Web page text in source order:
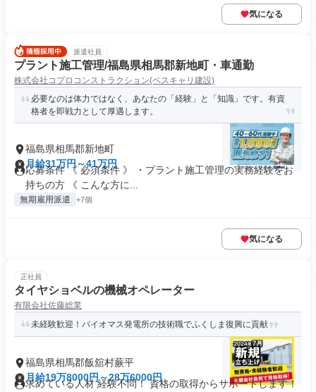
気になる
派遣社員
プラント施工管理/福島県相馬郡新地町・車通勤
株式会社コプロコンストラクション(ベスキャリ建設)
必要なのは体力ではなく、あなたの「経験」と「知識」です。有資
格者を即戦力として厚遇します。
福島県相馬郡新地町
月給31万円～41万円
応募条件 《 必須条件 》 ・プラント施工管理の実務経験をお
持ちの方 《 こんな方に...
無期雇用派遣 +7個
気になる
正社員
タイヤショベルの機械オペレーター
有限会社佐藤総業
未経験歓迎！バイオマス発電所の技術職でふくしま復興に貢献
福島県相馬郡飯舘村蕨平
月給19万8000円～28万6000円
求めている人材 経験不問！ 資格の取得からサポートします！